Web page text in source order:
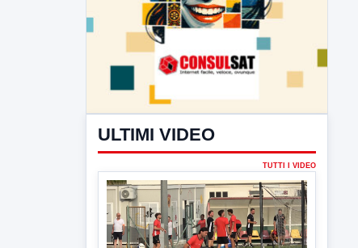
ULTIMI VIDEO
▶
7 AGOSTO 2026 SPORT BENEVENTO
Benevento Calcio: Le scelte di
Floro Flores per il debutto di Coppa
Italia